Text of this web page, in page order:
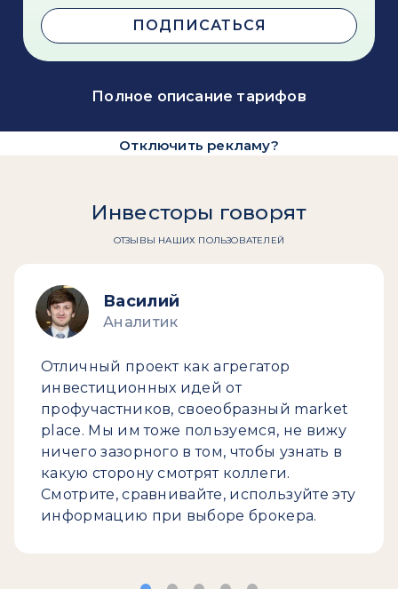
ПОДПИСАТЬСЯ
Полное описание тарифов
Отключить рекламу?
Инвесторы говорят
ОТЗЫВЫ НАШИХ ПОЛЬЗОВАТЕЛЕЙ
Василий
Аналитик
Отличный проект как агрегатор
инвестиционных идей от
профучастников, своеобразный market
place. Мы им тоже пользуемся, не вижу
ничего зазорного в том, чтобы узнать в
какую сторону смотрят коллеги.
Смотрите, сравнивайте, используйте эту
информацию при выборе брокера.